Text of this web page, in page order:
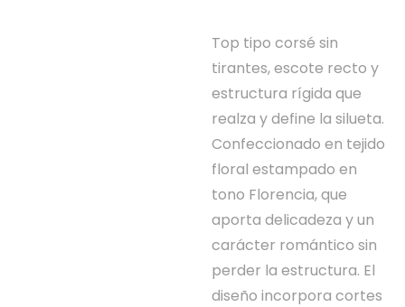
Top tipo corsé sin
tirantes, escote recto y
estructura rígida que
realza y define la silueta.
Confeccionado en tejido
floral estampado en
tono Florencia, que
aporta delicadeza y un
carácter romántico sin
perder la estructura. El
diseño incorpora cortes